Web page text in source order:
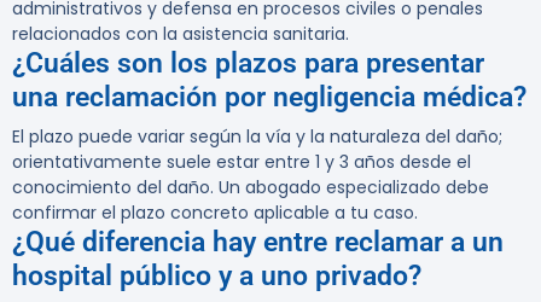
administrativos y defensa en procesos civiles o penales
relacionados con la asistencia sanitaria.
¿Cuáles son los plazos para presentar
una reclamación por negligencia médica?
El plazo puede variar según la vía y la naturaleza del daño;
orientativamente suele estar entre 1 y 3 años desde el
conocimiento del daño. Un abogado especializado debe
confirmar el plazo concreto aplicable a tu caso.
¿Qué diferencia hay entre reclamar a un
hospital público y a uno privado?